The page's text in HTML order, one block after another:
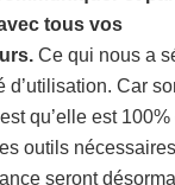
tous vos
Ce qui nous a
d’utilisation. Car
qu’elle est
outils
seront